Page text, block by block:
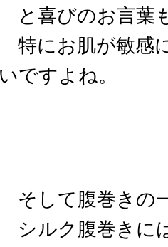
と喜びのお言葉
特にお肌が敏感
いですよね。
そして腹巻きの
シルク腹巻きに